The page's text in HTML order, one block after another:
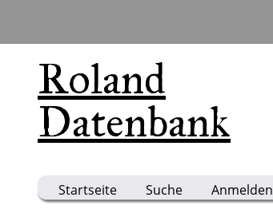
Roland
Datenbank
Startseite Suche Anmelden